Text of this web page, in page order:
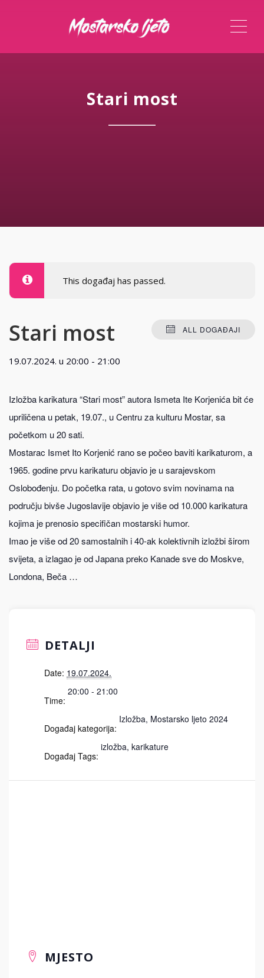
Stari most
This događaj has passed.
ALL DOGAĐAJI
Stari most
19.07.2024. u 20:00 - 21:00
Izložba karikatura “Stari most” autora Ismeta Ite Korjenića bit će
upriličena u petak, 19.07., u Centru za kulturu Mostar, sa
početkom u 20 sati.
Mostarac Ismet Ito Korjenić rano se počeo baviti karikaturom, a
1965. godine prvu karikaturu objavio je u sarajevskom
Oslobođenju. Do početka rata, u gotovo svim novinama na
području bivše Jugoslavije objavio je više od 10.000 karikatura
kojima je prenosio specifičan mostarski humor.
Imao je više od 20 samostalnih i 40-ak kolektivnih izložbi širom
svijeta, a izlagao je od Japana preko Kanade sve do Moskve,
Londona, Beča …
DETALJI
Date: 19.07.2024.
Time:
20:00 - 21:00
Događaj kategorija:
Izložba, Mostarsko ljeto 2024
Događaj Tags:
izložba, karikature
MJESTO